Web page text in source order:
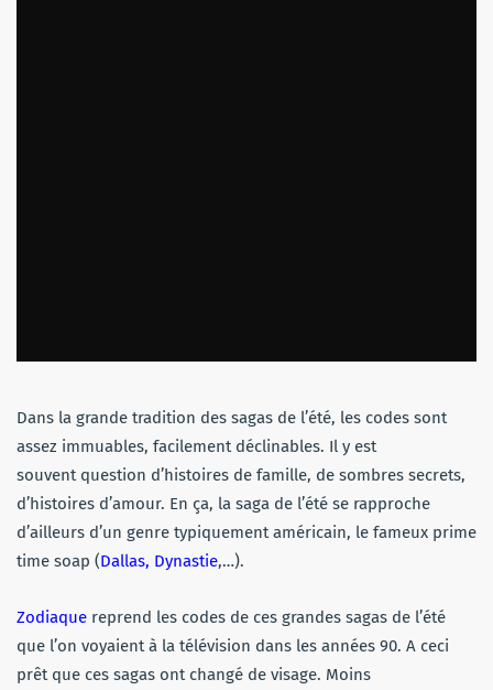
Dans la grande tradition des sagas de l’été, les codes sont
assez immuables, facilement déclinables. Il y est
souvent question d’histoires de famille, de sombres secrets,
d’histoires d’amour. En ça, la saga de l’été se rapproche
d’ailleurs d’un genre typiquement américain, le fameux prime
time soap (Dallas, Dynastie,…).
Zodiaque reprend les codes de ces grandes sagas de l’été
que l’on voyaient à la télévision dans les années 90. A ceci
prêt que ces sagas ont changé de visage. Moins